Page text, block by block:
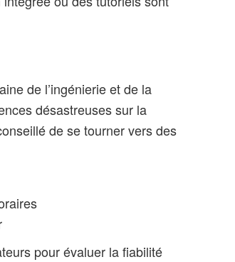
de l’ingénierie et de la
désastreuses sur la
de se tourner vers des
pour évaluer la fiabilité